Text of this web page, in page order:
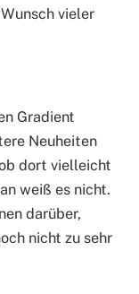
vieler
Gradient
Neuheiten
dort vielleicht
weiß es nicht.
darüber,
nicht zu sehr